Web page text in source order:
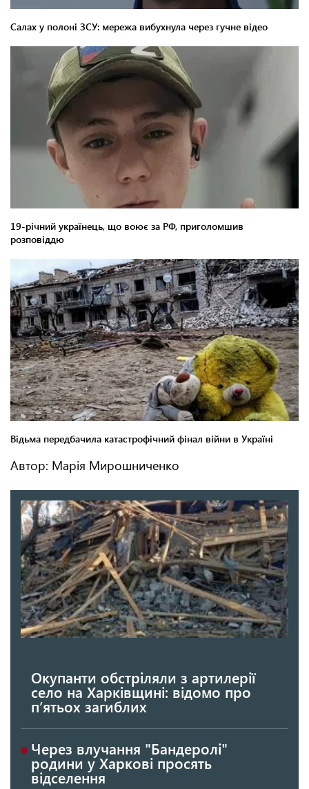
Автор: Марія Мирошниченко
Окупанти обстріляли з артилерії
село на Харківщині: відомо про
п’ятьох загиблих
Через влучання "Бандеролі"
родини у Харкові просять
відселення